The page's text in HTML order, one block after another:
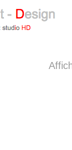
- Design
studio HD